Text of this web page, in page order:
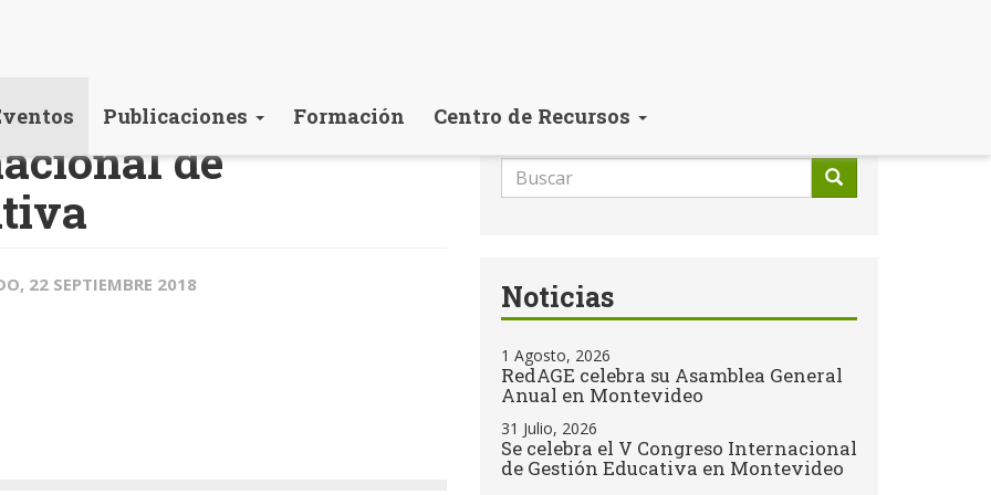
Publicaciones Formación Centro de Recursos
de
22 SEPTIEMBRE 2018
Formulario
de
Noticias
1 Agosto, 2026
RedAGE celebra su Asamblea General
Anual en Montevideo
31 Julio, 2026
Se celebra el V Congreso Internacional
de Gestión Educativa en Montevideo